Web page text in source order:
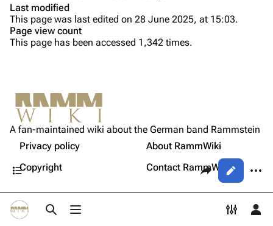
Toggle search
Toggle menu
Merchandise
Members
Christoph Schneider
Till Lindemann
Paul Landers
Christian Lorenz
Toggle
Not logged in
Your IP address will be publicly visible if you make any
edits.
Log in
Share this page
Views
Purge
Cite this page
Get shortened URL
Contents
Information
Lyrics
Sources
Last modified
This page was last edited on 28 June 2025, at 15:03.
Page view count
This page has been accessed 1,342 times.
A fan-maintained wiki about the German band Rammstein
Privacy policy
About RammWiki
Copyright
Contact RammWiki